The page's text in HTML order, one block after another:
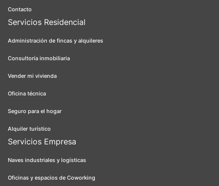
Contacto
Servicios Residencial
Administración de fincas y alquileres
Consultoría inmobiliaria
Vender mi vivienda
Oficina técnica
Seguro para el hogar
Alquiler turístico
Servicios Empresa
Naves industriales y logísticas
Oficinas y espacios de Coworking